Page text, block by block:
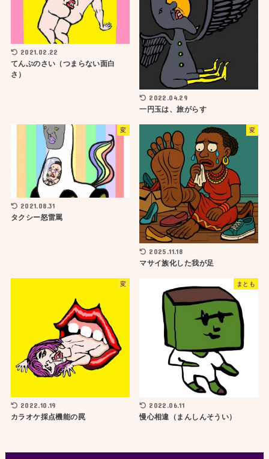
2021.02.22
てんぷのさい（つまらない面白
さ）
2022.04.29
一円玉は、旅がらす
変
2021.08.31
タクシー怒雷罵
変
2025.11.18
マサイ族化した我が足
変
2022.10.19
カラオケ採点機能の罠
まとも
2022.06.11
慢心相違（まんしんそうい）